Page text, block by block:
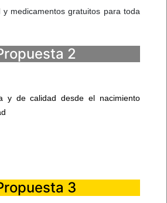
y medicamentos gratuitos para toda
2
y de calidad desde el nacimiento
3